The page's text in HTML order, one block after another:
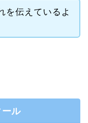
を伝えているよ
ル